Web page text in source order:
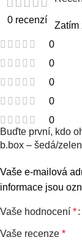
0 recenzí
0
0
0
0
0
Zatím
Buďte první, kdo
b.box – šedá/
Vaše e-mailová
informace jsou
Vaše hodnocení *
Vaše recenze *